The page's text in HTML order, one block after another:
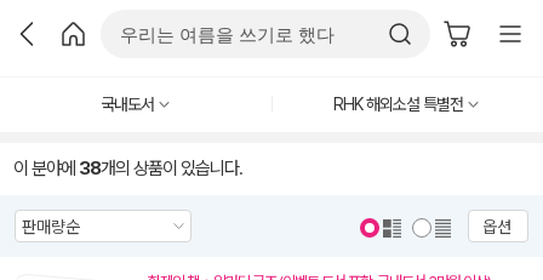
국내도서 RHK 해외소설 특별전
이 분야에 38개의 상품이 있습니다.
옵션